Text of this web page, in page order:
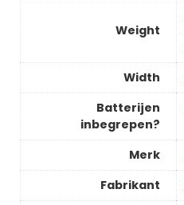
Weight
Width
Batterijen
inbegrepen?
Merk
Fabrikant